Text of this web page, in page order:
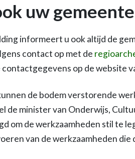
uw gemeente
informeert u ook altijd de
contact op met de
op de website
de bodem verstorende
de minister van Onderwijs,
om de werkzaamheden stil te
van de werkzaamheden die